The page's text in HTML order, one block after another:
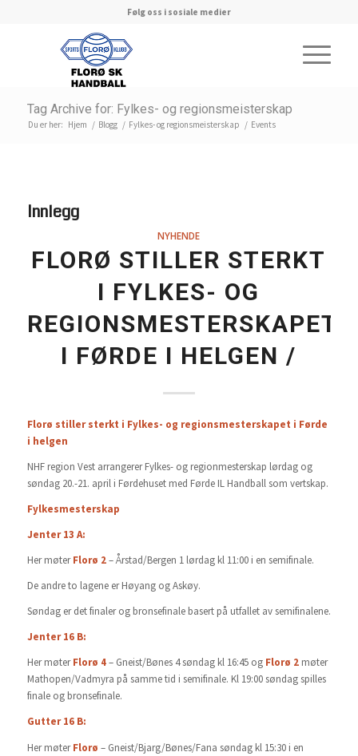
Følg oss i sosiale medier
Tag Archive for: Fylkes- og regionsmeisterskap
Du er her: Hjem / Blogg / Fylkes- og regionsmeisterskap / Events
Innlegg
NYHENDE
FLORØ STILLER STERKT
I FYLKES- OG
REGIONSMESTERSKAPET
I FØRDE I HELGEN /
Florø stiller sterkt i Fylkes- og regionsmesterskapet i Førde
i helgen
NHF region Vest arrangerer Fylkes- og regionmesterskap lørdag og
søndag 20.-21. april i Førdehuset med Førde IL Handball som vertskap.
Fylkesmesterskap
Jenter 13 A:
Her møterFlorø 2– Årstad/Bergen 1 lørdag kl 11:00 i en semifinale.
De andre to lagene er Høyang og Askøy.
Søndag er det finaler og bronsefinale basert på utfallet av semifinalene.
Jenter 16 B:
Her møterFlorø 4– Gneist/Bønes 4 søndag kl 16:45 og Florø 2 møter
Mathopen/Vadmyra på samme tid i semifinale. Kl 19:00 søndag spilles
finale og bronsefinale.
Gutter 16 B:
Her møterFlorø – Gneist/Bjarg/Bønes/Fana søndag kl 15:30 i en